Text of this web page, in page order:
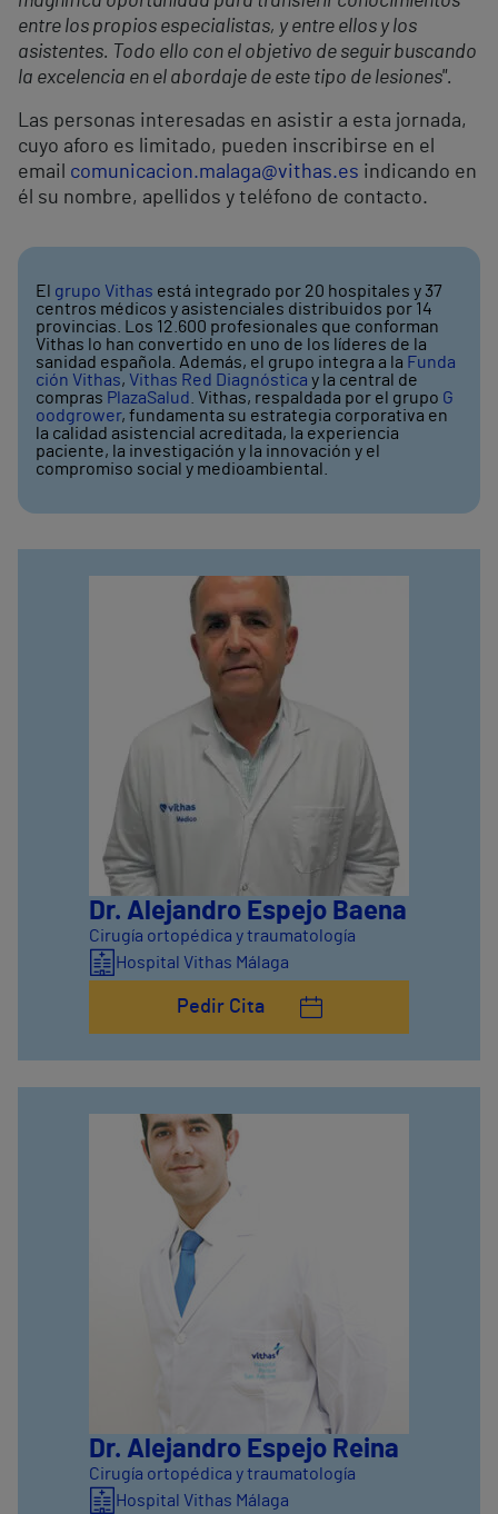
entre los propios especialistas, y entre ellos y los
asistentes. Todo ello con el objetivo de seguir buscando
la excelencia en el abordaje de este tipo de lesiones".
Las personas interesadas en asistir a esta jornada,
cuyo aforo es limitado, pueden inscribirse en el
email comunicacion.malaga@vithas.es indicando en
él su nombre, apellidos y teléfono de contacto.
El grupo Vithas está integrado por 20 hospitales y 37
centros médicos y asistenciales distribuidos por 14
provincias. Los 12.600 profesionales que conforman
Vithas lo han convertido en uno de los líderes de la
sanidad española. Además, el grupo integra a la Funda
ción Vithas, Vithas Red Diagnóstica y la central de
compras PlazaSalud . Vithas, respaldada por el grupo G
oodgrower, fundamenta su estrategia corporativa en
la calidad asistencial acreditada, la experiencia
paciente, la investigación y la innovación y el
compromiso social y medioambiental.
Dr. Alejandro Espejo Baena
Cirugía ortopédica y traumatología
Hospital Vithas Málaga
Pedir Cita
Dr. Alejandro Espejo Reina
Cirugía ortopédica y traumatología
Hospital Vithas Málaga